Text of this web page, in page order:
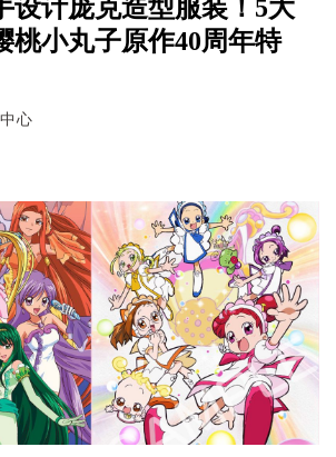
设计庞克造型服装！5大
桃小丸子原作40周年特
心